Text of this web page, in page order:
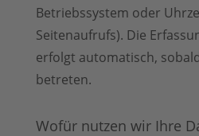
Betriebssystem oder
Seitenaufrufs). Die
erfolgt automatisch,
betreten.
Wofür nutzen wir Ihre